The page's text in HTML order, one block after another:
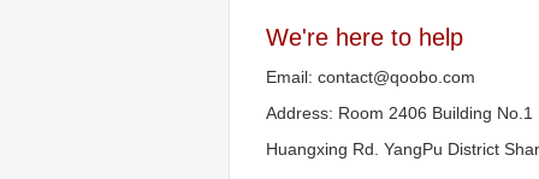
We're here to help
Email: contact@qoobo.com
Address: Room 2406 Building No.1
Huangxing Rd. YangPu District